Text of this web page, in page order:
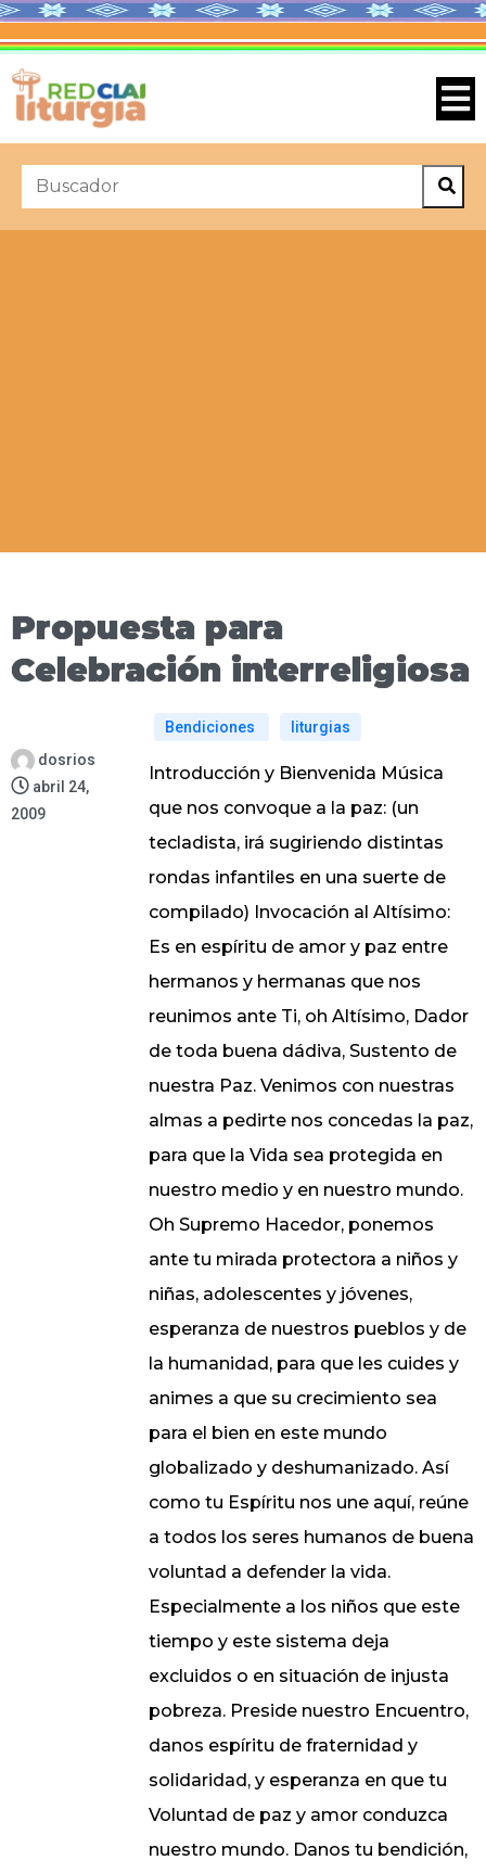
Propuesta para
Celebración interreligiosa
dosrios
abril 24,
2009
Bendiciones liturgias
Introducción y Bienvenida Música
que nos convoque a la paz: (un
tecladista, irá sugiriendo distintas
rondas infantiles en una suerte de
compilado) Invocación al Altísimo:
Es en espíritu de amor y paz entre
hermanos y hermanas que nos
reunimos ante Ti, oh Altísimo, Dador
de toda buena dádiva, Sustento de
nuestra Paz. Venimos con nuestras
almas a pedirte nos concedas la paz,
para que la Vida sea protegida en
nuestro medio y en nuestro mundo.
Oh Supremo Hacedor, ponemos
ante tu mirada protectora a niños y
niñas, adolescentes y jóvenes,
esperanza de nuestros pueblos y de
la humanidad, para que les cuides y
animes a que su crecimiento sea
para el bien en este mundo
globalizado y deshumanizado. Así
como tu Espíritu nos une aquí, reúne
a todos los seres humanos de buena
voluntad a defender la vida.
Especialmente a los niños que este
tiempo y este sistema deja
excluidos o en situación de injusta
pobreza. Preside nuestro Encuentro,
danos espíritu de fraternidad y
solidaridad, y esperanza en que tu
Voluntad de paz y amor conduzca
nuestro mundo. Danos tu bendición,